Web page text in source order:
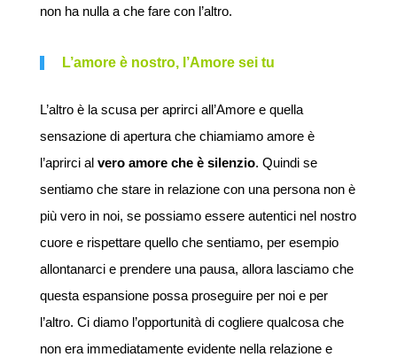
non ha nulla a che fare con l’altro.
L’amore è nostro, l’Amore sei tu
L’altro è la scusa per aprirci all’Amore e quella
sensazione di apertura che chiamiamo amore è
l’aprirci al vero amore che è silenzio. Quindi se
sentiamo che stare in relazione con una persona non è
più vero in noi, se possiamo essere autentici nel nostro
cuore e rispettare quello che sentiamo, per esempio
allontanarci e prendere una pausa, allora lasciamo che
questa espansione possa proseguire per noi e per
l’altro. Ci diamo l’opportunità di cogliere qualcosa che
non era immediatamente evidente nella relazione e